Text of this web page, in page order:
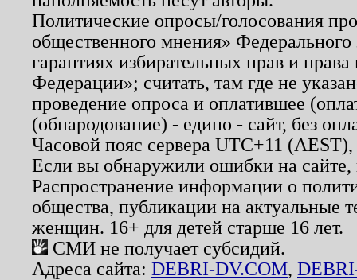
Политические опросы/голосования
общественного мнения»
гарантиях избирательных прав и
Федерации»; считать, там где не
проведение опроса и оплатившее
(обнародование) - едино - сайт, без
Часовой пояс сервера UTC+11
Если вы обнаружили ошибки на
Распространение информации о
общества, публикации на актуальные
женщин. 16+ для детей старше 16 лет.
СМИ не получает субсидий.
Адреса сайта: DEBRI-DV.COM,